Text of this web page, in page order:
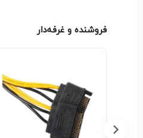
فروشنده و غرفه‌دار